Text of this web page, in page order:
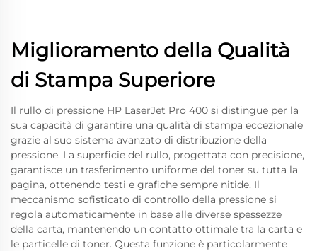
Miglioramento della Qualità
di Stampa Superiore
Il rullo di pressione HP LaserJet Pro 400 si distingue per la
sua capacità di garantire una qualità di stampa eccezionale
grazie al suo sistema avanzato di distribuzione della
pressione. La superficie del rullo, progettata con precisione,
garantisce un trasferimento uniforme del toner su tutta la
pagina, ottenendo testi e grafiche sempre nitide. Il
meccanismo sofisticato di controllo della pressione si
regola automaticamente in base alle diverse spessezze
della carta, mantenendo un contatto ottimale tra la carta e
le particelle di toner. Questa funzione è particolarmente